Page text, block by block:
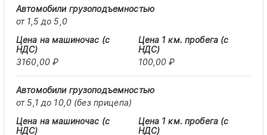
от 1,5 до 5,0
3160,00 ₽ 100,00 ₽
от 5,1 до 10,0 (без прицепа)